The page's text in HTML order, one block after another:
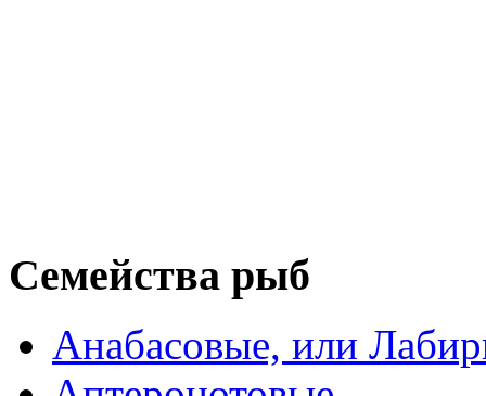
Семейства рыб
Анабасовые, или